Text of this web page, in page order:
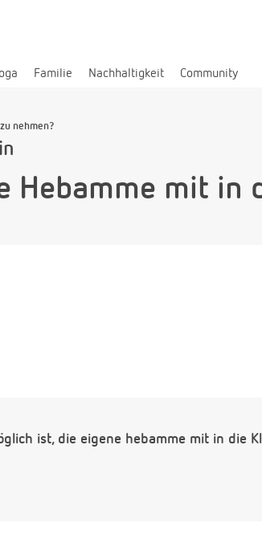
Familie Nachhaltigkeit Community
nehmen?
Hebamme mit in
ist, die eigene hebamme mit in die